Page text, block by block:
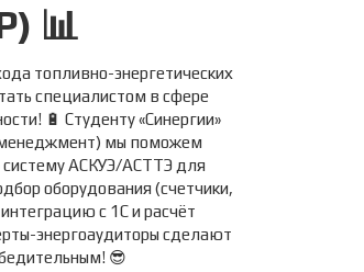
📊
топливно-энергетических
специалистом в сфере
🔋 Студенту «Синергии»
менеджмент) мы поможем
систему АСКУЭ/АСТТЭ для
оборудования (счетчики,
с 1С и расчёт
энергоаудиторы сделают
😎